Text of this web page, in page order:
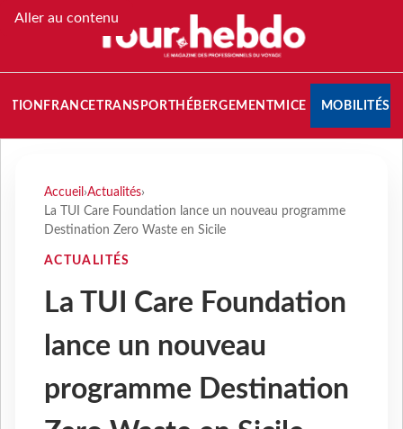
Aller au contenu
FRANCETRANSPORT HÉBERGEMENTMICE MOBILITÉS
Accueil ›Actualités›
La TUI Care Foundation lance un nouveau programme
Destination Zero Waste en Sicile
ACTUALITÉS
La TUI Care Foundation
lance un nouveau
programme Destination